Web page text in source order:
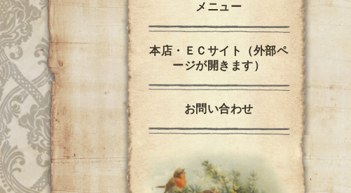
メニュー
本店・ＥＣサイト（外部ペ
ージが開きます）
お問い合わせ